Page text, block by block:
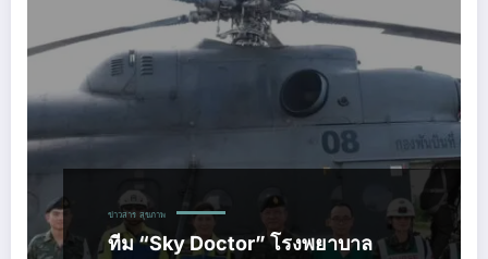
ข่าวสาร สุขภาพ
ทีม “Sky Doctor” โรงพยาบาล